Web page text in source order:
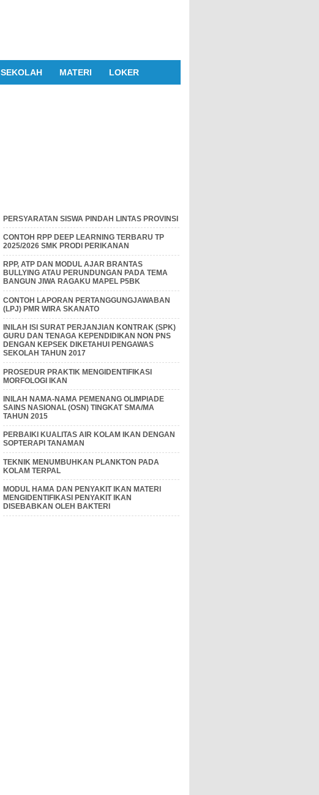
SEKOLAH MATERI LOKER
PERSYARATAN SISWA PINDAH LINTAS PROVINSI
CONTOH RPP DEEP LEARNING TERBARU TP
2025/2026 SMK PRODI PERIKANAN
RPP, ATP DAN MODUL AJAR BRANTAS
BULLYING ATAU PERUNDUNGAN PADA TEMA
BANGUN JIWA RAGAKU MAPEL P5BK
CONTOH LAPORAN PERTANGGUNGJAWABAN
(LPJ) PMR WIRA SKANATO
INILAH ISI SURAT PERJANJIAN KONTRAK (SPK)
GURU DAN TENAGA KEPENDIDIKAN NON PNS
DENGAN KEPSEK DIKETAHUI PENGAWAS
SEKOLAH TAHUN 2017
PROSEDUR PRAKTIK MENGIDENTIFIKASI
MORFOLOGI IKAN
INILAH NAMA-NAMA PEMENANG OLIMPIADE
SAINS NASIONAL (OSN) TINGKAT SMA/MA
TAHUN 2015
PERBAIKI KUALITAS AIR KOLAM IKAN DENGAN
SOPTERAPI TANAMAN
TEKNIK MENUMBUHKAN PLANKTON PADA
KOLAM TERPAL
MODUL HAMA DAN PENYAKIT IKAN MATERI
MENGIDENTIFIKASI PENYAKIT IKAN
DISEBABKAN OLEH BAKTERI